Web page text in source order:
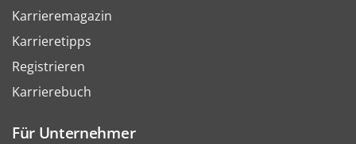
Karrieremagazin
Karrieretipps
Registrieren
Karrierebuch
Für Unternehmer